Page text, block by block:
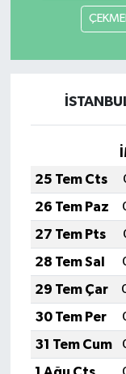
25 Tem Cts
26 Tem Paz
27 Tem Pts
28 Tem Sal
29 Tem Çar
30 Tem Per
31 Tem Cum